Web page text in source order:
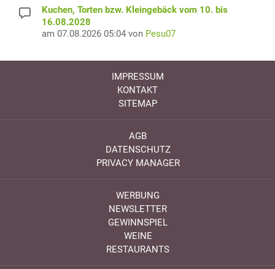
Kuchen, Torten bzw. Kleingebäck vom 10. bis
16.08.2028
am 07.08.2026 05:04 von Pesu07
IMPRESSUM
KONTAKT
SITEMAP
AGB
DATENSCHUTZ
PRIVACY MANAGER
WERBUNG
NEWSLETTER
GEWINNSPIEL
WEINE
RESTAURANTS